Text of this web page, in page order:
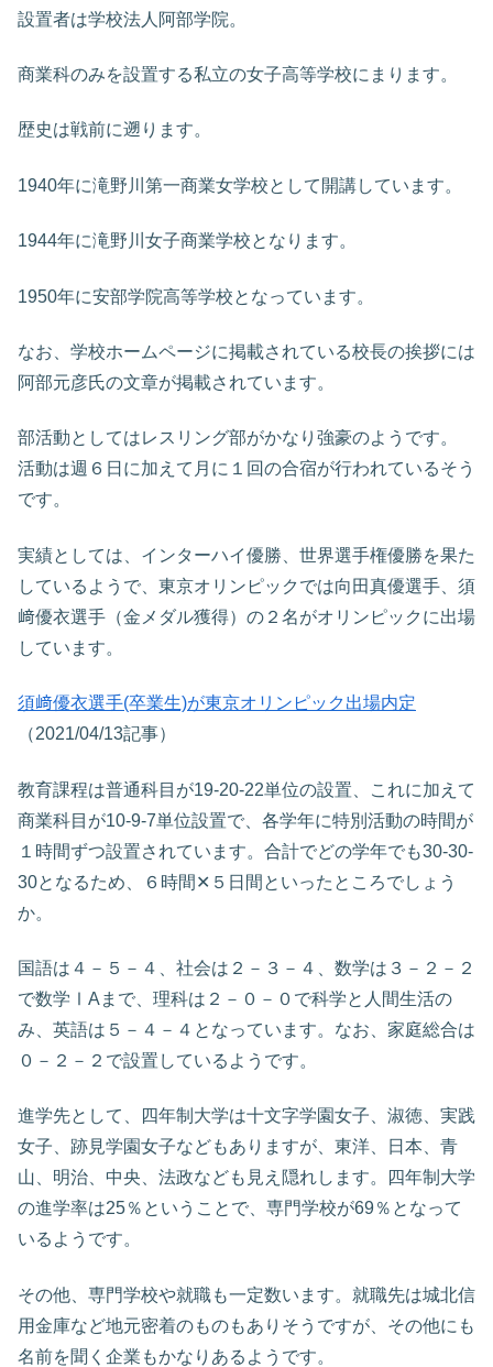
設置者は学校法人阿部学院。
商業科のみを設置する私立の女子高等学校にまります。
歴史は戦前に遡ります。
1940年に滝野川第一商業女学校として開講しています。
1944年に滝野川女子商業学校となります。
1950年に安部学院高等学校となっています。
なお、学校ホームページに掲載されている校長の挨拶には
阿部元彦氏の文章が掲載されています。
部活動としてはレスリング部がかなり強豪のようです。
活動は週６日に加えて月に１回の合宿が行われているそう
です。
実績としては、インターハイ優勝、世界選手権優勝を果た
しているようで、東京オリンピックでは向田真優選手、須
﨑優衣選手（金メダル獲得）の２名がオリンピックに出場
しています。
須﨑優衣選手(卒業生)が東京オリンピック出場内定
（2021/04/13記事）
教育課程は普通科目が19-20-22単位の設置、これに加えて
商業科目が10-9-7単位設置で、各学年に特別活動の時間が
１時間ずつ設置されています。合計でどの学年でも30-30-
30となるため、６時間✕５日間といったところでしょう
か。
国語は４－５－４、社会は２－３－４、数学は３－２－２
で数学ⅠAまで、理科は２－０－０で科学と人間生活の
み、英語は５－４－４となっています。なお、家庭総合は
０－２－２で設置しているようです。
進学先として、四年制大学は十文字学園女子、淑徳、実践
女子、跡見学園女子などもありますが、東洋、日本、青
山、明治、中央、法政なども見え隠れします。四年制大学
の進学率は25％ということで、専門学校が69％となって
いるようです。
その他、専門学校や就職も一定数います。就職先は城北信
用金庫など地元密着のものもありそうですが、その他にも
名前を聞く企業もかなりあるようです。